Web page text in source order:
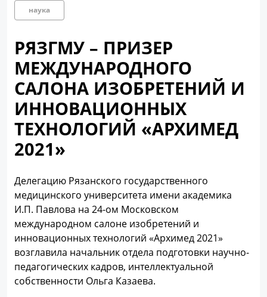
наука
РЯЗГМУ – ПРИЗЕР
МЕЖДУНАРОДНОГО
САЛОНА ИЗОБРЕТЕНИЙ И
ИННОВАЦИОННЫХ
ТЕХНОЛОГИЙ «АРХИМЕД
2021»
Делегацию Рязанского государственного
медицинского университета имени академика
И.П. Павлова на 24-ом Московском
международном салоне изобретений и
инновационных технологий «Архимед 2021»
возглавила начальник отдела подготовки научно-
педагогических кадров, интеллектуальной
собственности Ольга Казаева.